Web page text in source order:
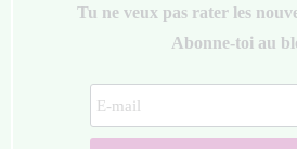
Tu ne veux pas rater les
Abonne-toi au